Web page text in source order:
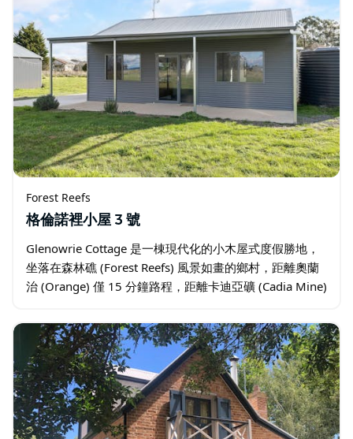
Forest Reefs
格倫諾裡小屋 3 號
Glenowrie Cottage 是一棟現代化的小木屋式度假勝地，
坐落在森林礁 (Forest Reefs) 風景如畫的鄉村，距離奧蘭
治 (Orange) 僅 15 分鐘路程，距離卡迪亞礦 (Cadia Mine)